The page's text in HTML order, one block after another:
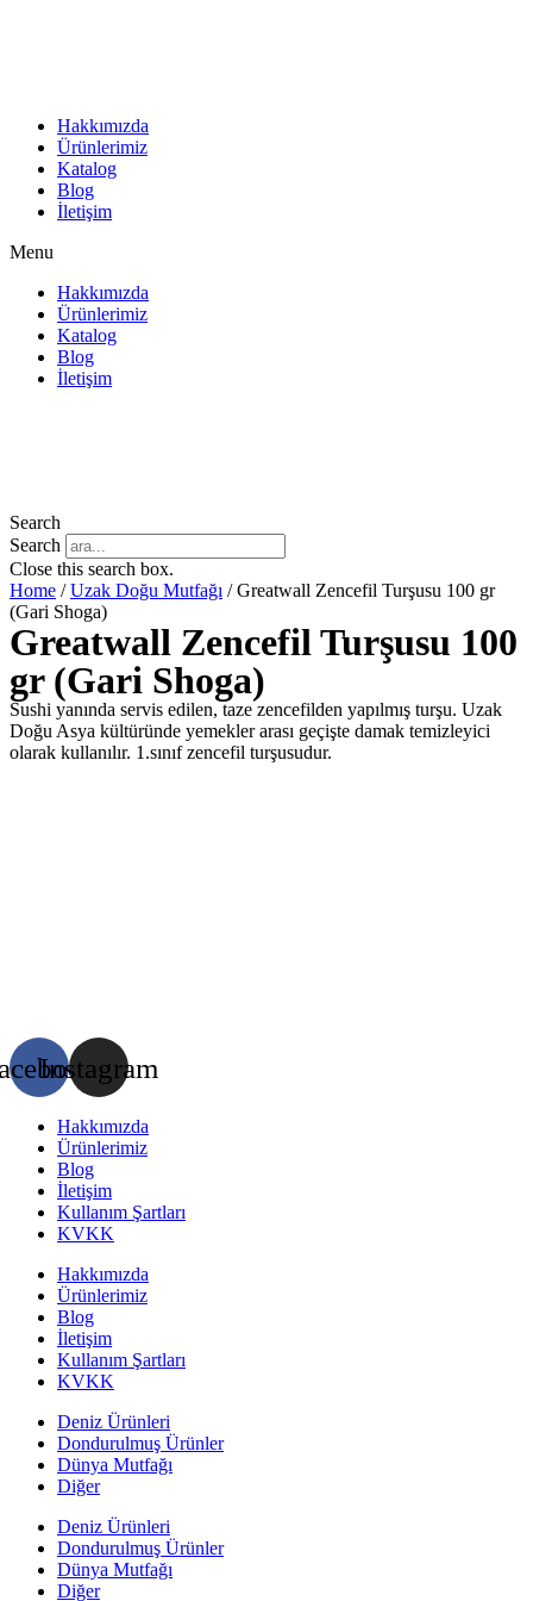
Hakkımızda
Ürünlerimiz
Katalog
Blog
İletişim
Menu
Hakkımızda
Ürünlerimiz
Katalog
Blog
İletişim
Search
Search
Close this search box.
Home /Uzak Doğu Mutfağı / Greatwall Zencefil Turşusu 100 gr
(Gari Shoga)
Greatwall Zencefil Turşusu 100
gr (Gari Shoga)
Sushi yanında servis edilen, taze zencefilden yapılmış turşu. Uzak
Doğu Asya kültüründe yemekler arası geçişte damak temizleyici
olarak kullanılır. 1.sınıf zencefil turşusudur.
Instagram
Hakkımızda
Ürünlerimiz
Blog
İletişim
Kullanım Şartları
KVKK
Hakkımızda
Ürünlerimiz
Blog
İletişim
Kullanım Şartları
KVKK
Deniz Ürünleri
Dondurulmuş Ürünler
Dünya Mutfağı
Diğer
Deniz Ürünleri
Dondurulmuş Ürünler
Dünya Mutfağı
Diğer